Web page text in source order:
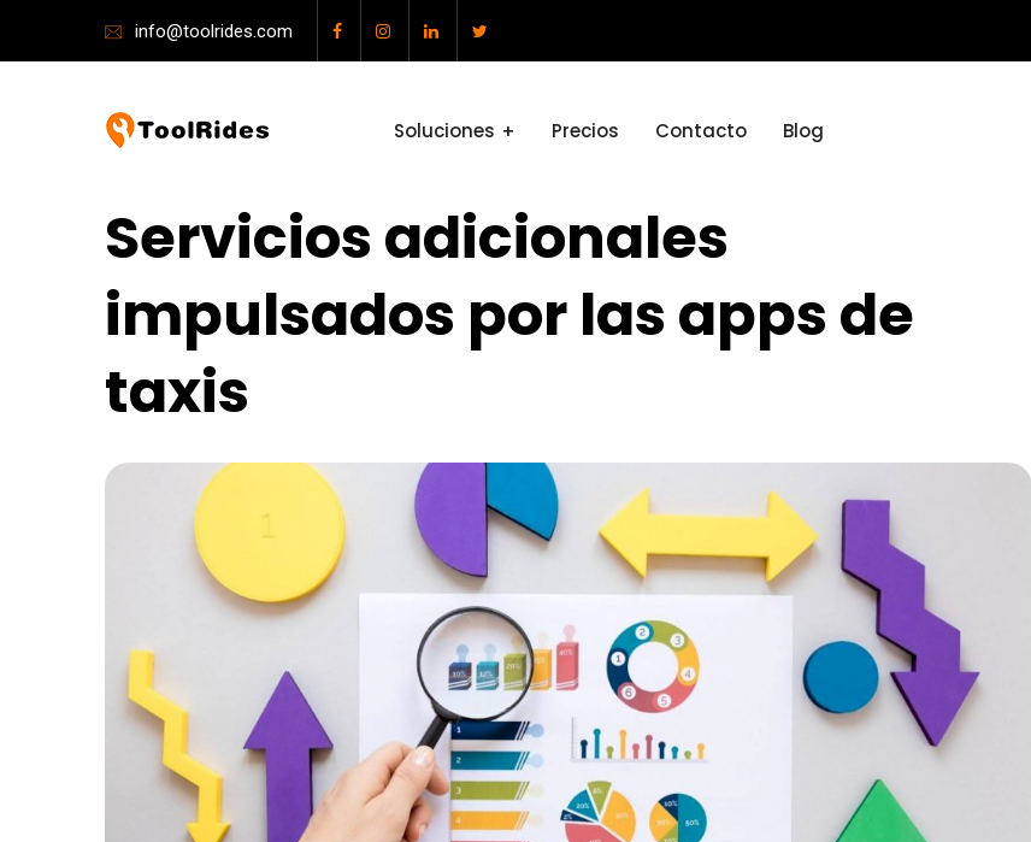
info@toolrides.com
Soluciones Precios Contacto Blog
Servicios adicionales
impulsados por las apps de
taxis